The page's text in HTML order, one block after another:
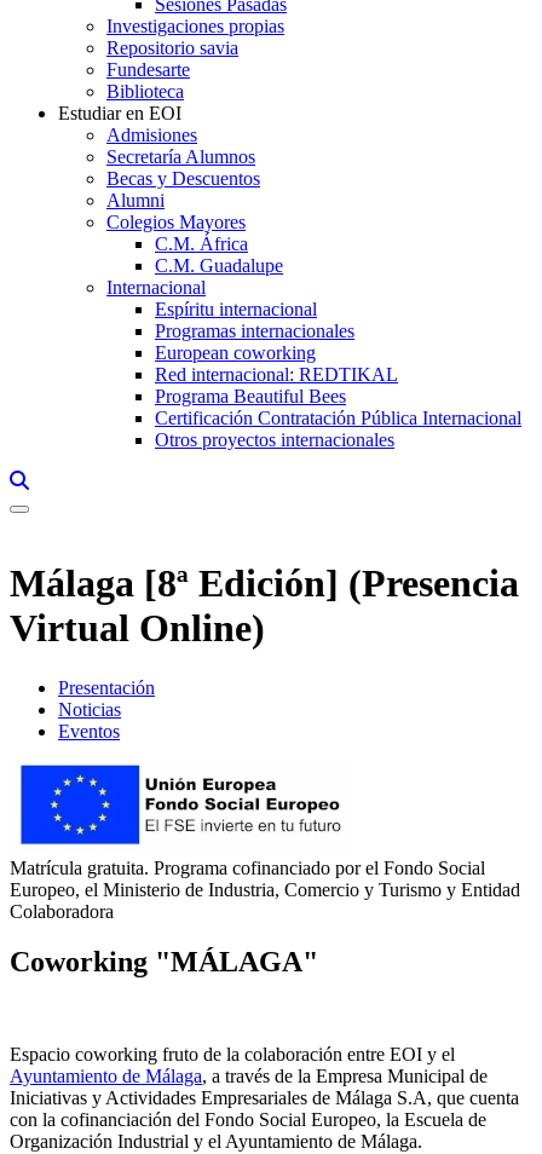
Investigaciones propias
Repositorio savia
Fundesarte
Biblioteca
Estudiar en EOI
Admisiones
Secretaría Alumnos
Becas y Descuentos
Alumni
Colegios Mayores
C.M. África
C.M. Guadalupe
Internacional
Espíritu internacional
Programas internacionales
European coworking
Red internacional: REDTIKAL
Programa Beautiful Bees
Certificación Contratación Pública Internacional
Otros proyectos internacionales
Málaga [8ª Edición] (Presencia
Virtual Online)
Presentación
Noticias
Eventos
Matrícula gratuita. Programa cofinanciado por el Fondo Social
Europeo, el Ministerio de Industria, Comercio y Turismo y Entidad
Colaboradora
Coworking "MÁLAGA"
Espacio coworking fruto de la colaboración entre EOI y el
Ayuntamiento de Málaga, a través de la Empresa Municipal de
Iniciativas y Actividades Empresariales de Málaga S.A, que cuenta
con la cofinanciación del Fondo Social Europeo, la Escuela de
Organización Industrial y el Ayuntamiento de Málaga.